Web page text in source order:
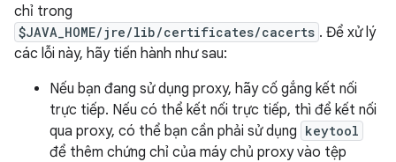
chỉ trong
$JAVA_HOME/jre/lib/certificates/cacerts . Để xử lý
các lỗi này, hãy tiến hành như sau:
Nếu bạn đang sử dụng proxy, hãy cố gắng kết nối
trực tiếp. Nếu có thể kết nối trực tiếp, thì để kết nối
qua proxy, có thể bạn cần phải sử dụng keytool
để thêm chứng chỉ của máy chủ proxy vào tệp